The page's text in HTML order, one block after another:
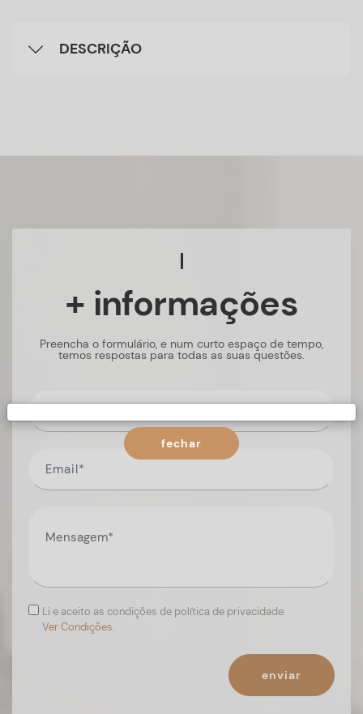
DESCRIÇÃO
+ informações
Preencha o formulário, e num curto espaço de tempo,
temos respostas para todas as suas questões.
Li e aceito as condições de política de privacidade.
Ver Condições.
enviar
fechar